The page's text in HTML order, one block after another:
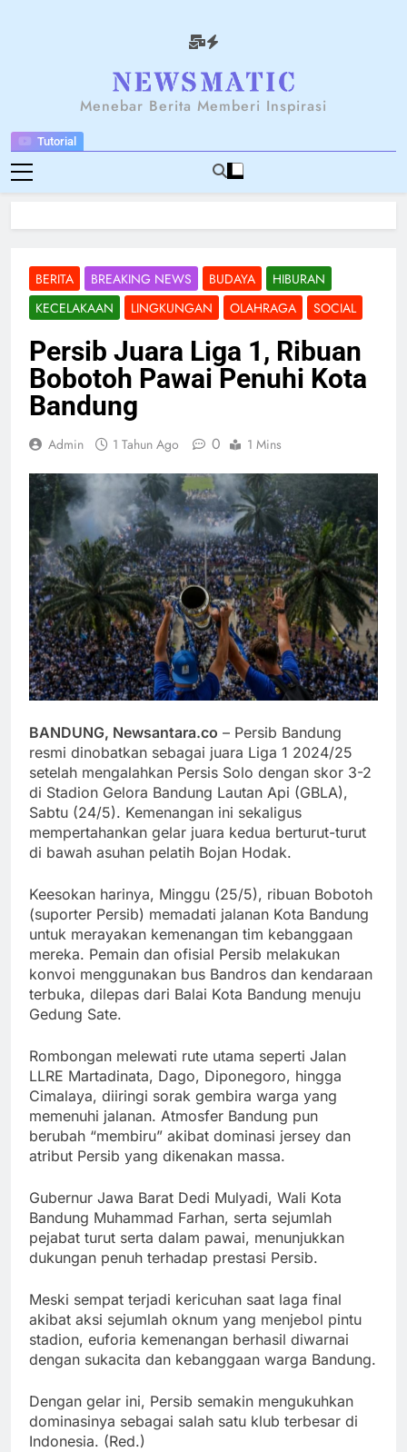
Tutorial
NEWSANTARA
Menebar Berita Memberi Inspirasi
BERITA BREAKING NEWS BUDAYA
HIBURAN
KECELAKAAN
LINGKUNGAN OLAHRAGA SOCIAL
Persib Juara Liga 1, Ribuan
Bobotoh Pawai Penuhi Kota
Bandung
Admin 1 Tahun Ago 0 1 Mins
BANDUNG, Newsantara.co – Persib Bandung
resmi dinobatkan sebagai juara Liga 1 2024/25
setelah mengalahkan Persis Solo dengan skor 3-2
di Stadion Gelora Bandung Lautan Api (GBLA),
Sabtu (24/5). Kemenangan ini sekaligus
mempertahankan gelar juara kedua berturut-turut
di bawah asuhan pelatih Bojan Hodak.
Keesokan harinya, Minggu (25/5), ribuan Bobotoh
(suporter Persib) memadati jalanan Kota Bandung
untuk merayakan kemenangan tim kebanggaan
mereka. Pemain dan ofisial Persib melakukan
konvoi menggunakan bus Bandros dan kendaraan
terbuka, dilepas dari Balai Kota Bandung menuju
Gedung Sate.
Rombongan melewati rute utama seperti Jalan
LLRE Martadinata, Dago, Diponegoro, hingga
Cimalaya, diiringi sorak gembira warga yang
memenuhi jalanan. Atmosfer Bandung pun
berubah “membiru” akibat dominasi jersey dan
atribut Persib yang dikenakan massa.
Gubernur Jawa Barat Dedi Mulyadi, Wali Kota
Bandung Muhammad Farhan, serta sejumlah
pejabat turut serta dalam pawai, menunjukkan
dukungan penuh terhadap prestasi Persib.
Meski sempat terjadi kericuhan saat laga final
akibat aksi sejumlah oknum yang menjebol pintu
stadion, euforia kemenangan berhasil diwarnai
dengan sukacita dan kebanggaan warga Bandung.
Dengan gelar ini, Persib semakin mengukuhkan
dominasinya sebagai salah satu klub terbesar di
Indonesia. (Red.)